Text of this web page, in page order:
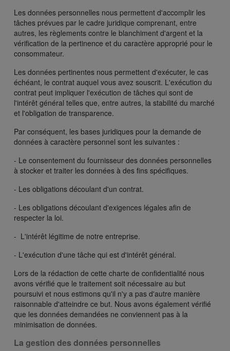
Les données personnelles nous permettent d'accomplir les
tâches prévues par le cadre juridique comprenant, entre
autres, les règlements contre le blanchiment d'argent et la
vérification de la pertinence et du caractère approprié pour le
consommateur.
Les données pertinentes nous permettent d'exécuter, le cas
échéant, le contrat auquel vous avez souscrit. L'exécution du
contrat peut impliquer l'exécution de tâches qui sont de
l'intérêt général telles que, entre autres, la stabilité du marché
et l'obligation de transparence.
Par conséquent, les bases juridiques pour la demande de
données à caractère personnel sont les suivantes :
- Le consentement du fournisseur des données personnelles
à stocker et traiter les données à des fins spécifiques.
- Les obligations découlant d'un contrat.
- Les obligations découlant d'exigences légales afin de
respecter la loi.
- L'intérêt légitime de notre entreprise.
- L'exécution d'une tâche qui est d'intérêt général.
Lors de la rédaction de cette charte de confidentialité nous
avons vérifié que le traitement soit nécessaire au but
poursuivi et nous estimons qu'il n'y a pas d'autre manière
raisonnable d'atteindre ce but. Nous avons également vérifié
que les données demandées ne conviennent pas à la
minimisation de données.
La gestion des données personnelles